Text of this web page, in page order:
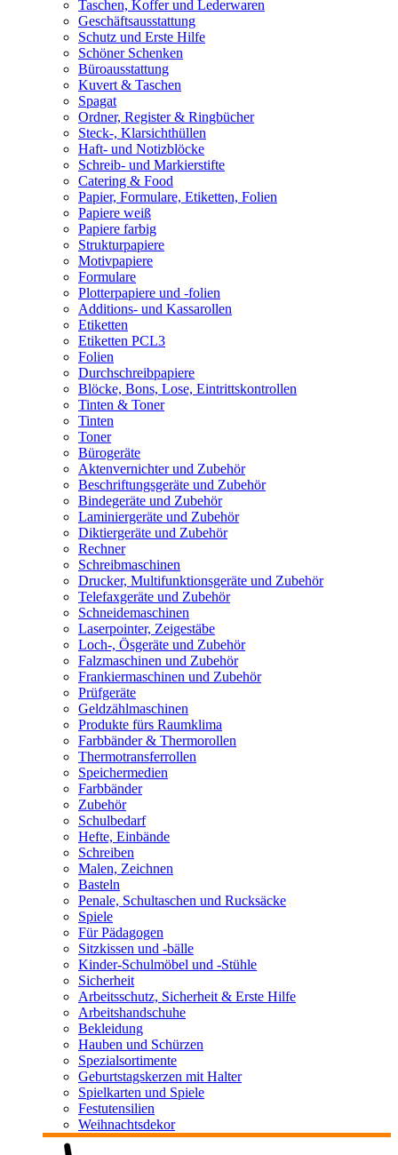
Taschen, Koffer und Lederwaren
Geschäftsausstattung
Schutz und Erste Hilfe
Schöner Schenken
Büroausstattung
Kuvert & Taschen
Spagat
Ordner, Register & Ringbücher
Steck-, Klarsichthüllen
Haft- und Notizblöcke
Schreib- und Markierstifte
Catering & Food
Papier, Formulare, Etiketten, Folien
Papiere weiß
Papiere farbig
Strukturpapiere
Motivpapiere
Formulare
Plotterpapiere und -folien
Additions- und Kassarollen
Etiketten
Etiketten PCL3
Folien
Durchschreibpapiere
Blöcke, Bons, Lose, Eintrittskontrollen
Tinten & Toner
Tinten
Toner
Bürogeräte
Aktenvernichter und Zubehör
Beschriftungsgeräte und Zubehör
Bindegeräte und Zubehör
Laminiergeräte und Zubehör
Diktiergeräte und Zubehör
Rechner
Schreibmaschinen
Drucker, Multifunktionsgeräte und Zubehör
Telefaxgeräte und Zubehör
Schneidemaschinen
Laserpointer, Zeigestäbe
Loch-, Ösgeräte und Zubehör
Falzmaschinen und Zubehör
Frankiermaschinen und Zubehör
Prüfgeräte
Geldzählmaschinen
Produkte fürs Raumklima
Farbbänder & Thermorollen
Thermotransferrollen
Speichermedien
Farbbänder
Zubehör
Schulbedarf
Hefte, Einbände
Schreiben
Malen, Zeichnen
Basteln
Penale, Schultaschen und Rucksäcke
Spiele
Für Pädagogen
Sitzkissen und -bälle
Kinder-Schulmöbel und -Stühle
Sicherheit
Arbeitsschutz, Sicherheit & Erste Hilfe
Arbeitshandschuhe
Bekleidung
Hauben und Schürzen
Spezialsortimente
Geburtstagskerzen mit Halter
Spielkarten und Spiele
Festutensilien
Weihnachtsdekor